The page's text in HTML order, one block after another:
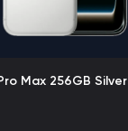
Max 256GB